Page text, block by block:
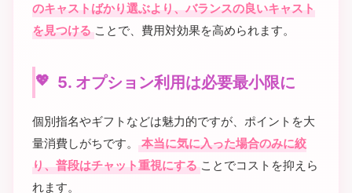
のキャストばかり選ぶより、バランスの良いキャスト
を見つける ことで、費用対効果を高められます。
5. オプション利用は必要最小限に
個別指名やギフトなどは魅力的ですが、ポイントを大
量消費しがちです。
本当に気に入った場合のみに絞
り、普段はチャット重視にする ことでコストを抑えら
れます。